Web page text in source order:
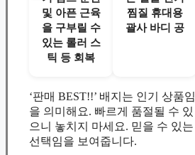
및 아픈 근육
을 구부릴 수
있는 롤러 스
틱 등 회복
찜질 휴대용
괄사 바디 공
‘판매 BEST!!’ 배지는 인기 상품임
을 의미해요. 빠르게 품절될 수 있
으니 놓치지 마세요. 믿을 수 있는
선택임을 보여줍니다.